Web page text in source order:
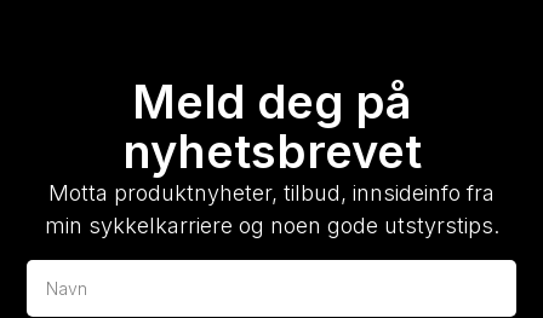
Meld deg på
nyhetsbrevet
Motta produktnyheter, tilbud, innsideinfo fra
min sykkelkarriere og noen gode utstyrstips.